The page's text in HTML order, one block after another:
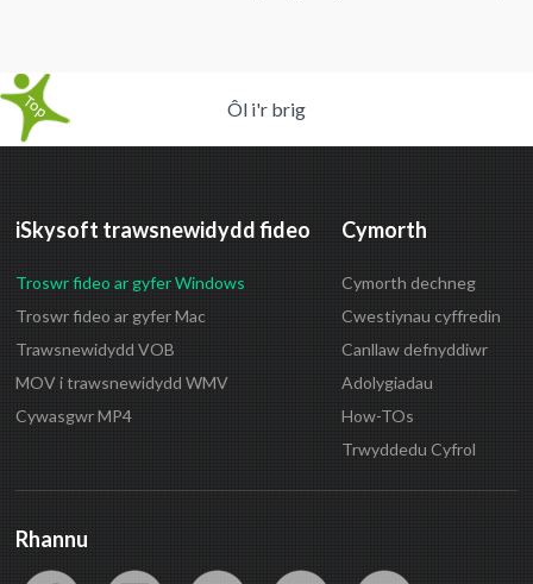
Ôl i'r brig
iSkysoft trawsnewidydd fideo
Troswr fideo ar gyfer Windows
Troswr fideo ar gyfer Mac
Trawsnewidydd VOB
MOV i trawsnewidydd WMV
Cywasgwr MP4
Cymorth
Cymorth dechneg
Cwestiynau cyffredin
Canllaw defnyddiwr
Adolygiadau
How-TOs
Trwyddedu Cyfrol
Rhannu